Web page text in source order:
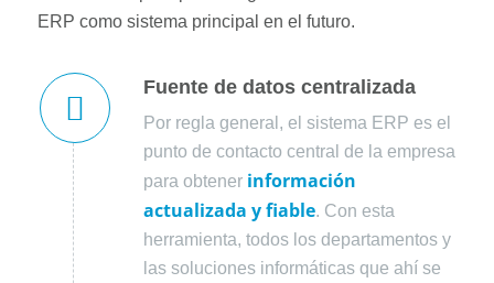
ERP como sistema principal en el futuro.
Fuente de datos centralizada
Por regla general, el sistema ERP es el
punto de contacto central de la empresa
para obtener información
actualizada y fiable. Con esta
herramienta, todos los departamentos y
las soluciones informáticas que ahí se